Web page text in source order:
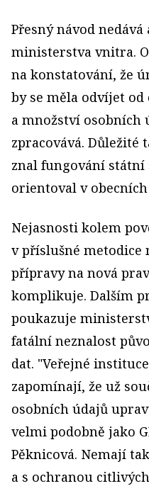
Přesný návod
ministerstva vnitra.
na konstatování, že
by se měla odvíjet
a množství osobních
zpracovává. Důležité
znal fungování státní
orientoval v
Nejasnosti kolem
v příslušné metodice
přípravy na nová
komplikuje. Dalším
poukazuje
fatální neznalost
dat. "Veřejné
zapomínají, že už
osobních údajů
velmi podobně jako
Pěknicová. Nemají
a s ochranou